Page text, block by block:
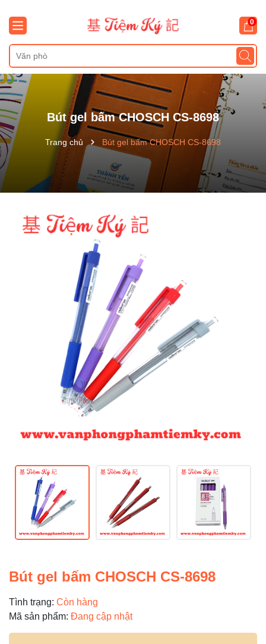
0
Bút gel bấm CHOSCH CS-8698
Trang chủ Bút gel bấm CHOSCH CS-8698
Bút gel bấm CHOSCH CS-8698
Tình trạng: Còn hàng
Mã sản phẩm: Đang cập nhật